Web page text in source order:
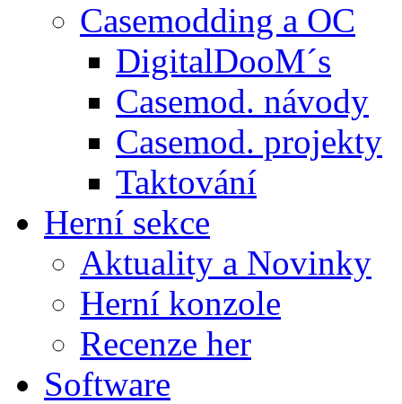
Casemodding a OC
DigitalDooM´s
Casemod. návody
Casemod. projekty
Taktování
Herní sekce
Aktuality a Novinky
Herní konzole
Recenze her
Software